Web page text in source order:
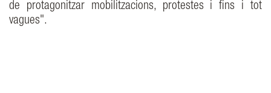
de protagonitzar mobilitzacions, protestes i fins i tot
vagues".